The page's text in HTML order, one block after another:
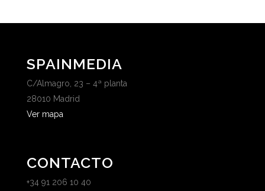
SPAINMEDIA
C/Almagro, 23 – 4ª planta
28010 Madrid
Ver mapa
CONTACTO
+34 91 206 10 40